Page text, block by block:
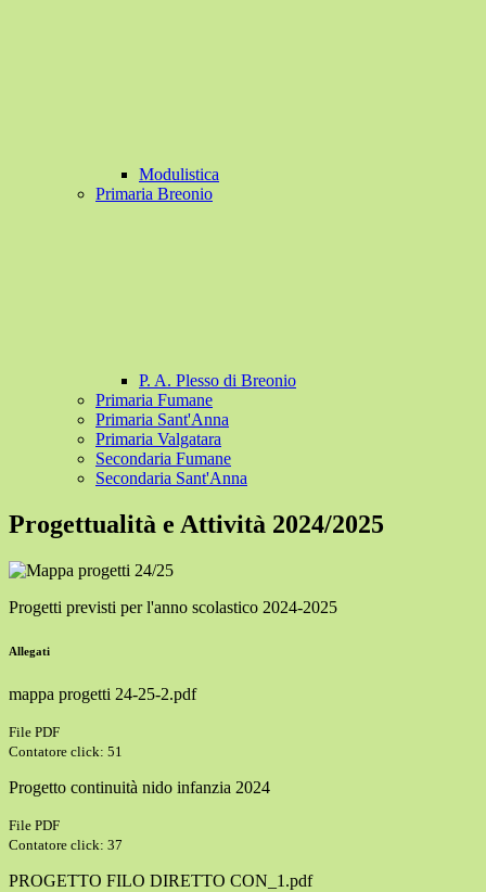
Modulistica
Primaria Breonio
P. A. Plesso di Breonio
Primaria Fumane
Primaria Sant'Anna
Primaria Valgatara
Secondaria Fumane
Secondaria Sant'Anna
Progettualità e Attività 2024/2025
Progetti previsti per l'anno scolastico 2024-2025
Allegati
mappa progetti 24-25-2.pdf
File PDF
Contatore click: 51
Progetto continuità nido infanzia 2024
File PDF
Contatore click: 37
PROGETTO FILO DIRETTO CON_1.pdf